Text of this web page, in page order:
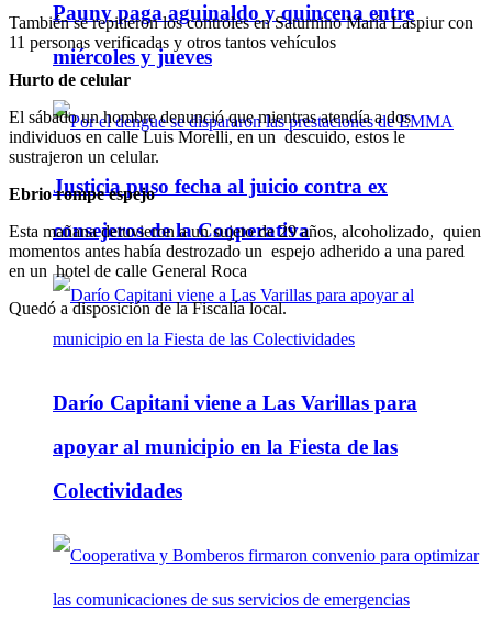
Pauny paga aguinaldo y quincena entre
miércoles y jueves
Justicia puso fecha al juicio contra ex
consejeros de la Cooperativa
Darío Capitani viene a Las Varillas para
apoyar al municipio en la Fiesta de las
Colectividades
También se repitieron los controles en Saturnino María Laspiur con
11 personas verificadas y otros tantos vehículos
Hurto de celular
El sábado un hombre denunció que mientras atendía a dos
individuos en calle Luis Morelli, en un descuido, estos le
sustrajeron un celular.
Ebrio rompe espejo
Esta mañana detuvieron a un sujeto de 29 años, alcoholizado, quien
momentos antes había destrozado un espejo adherido a una pared
en un hotel de calle General Roca
Quedó a disposición de la Fiscalía local.